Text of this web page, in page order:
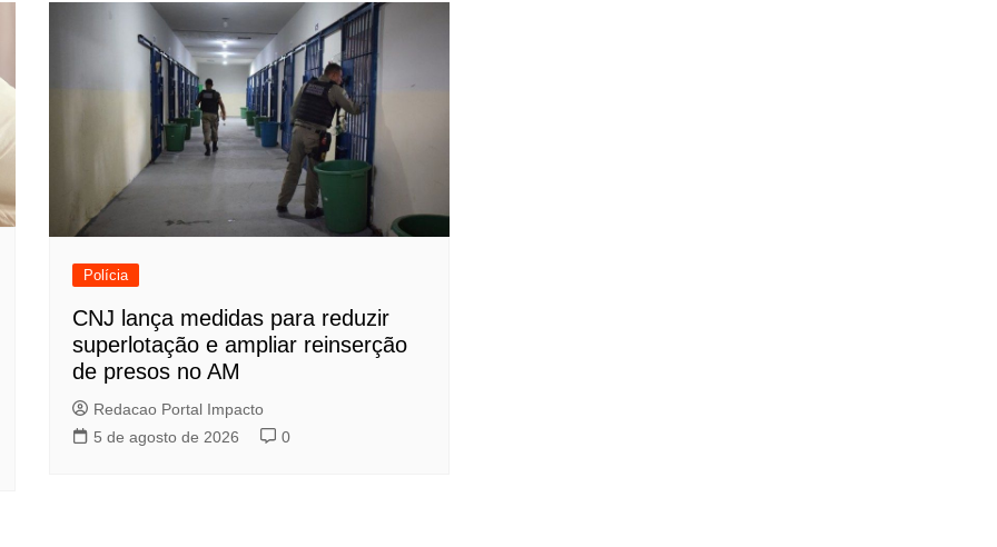
Polícia
CNJ lança medidas para reduzir
superlotação e ampliar reinserção
de presos no AM
Redacao Portal Impacto
5 de agosto de 2026
0